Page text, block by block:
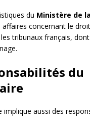
du Ministère de
affaires concernant le
tribunaux français,
du
implique aussi des